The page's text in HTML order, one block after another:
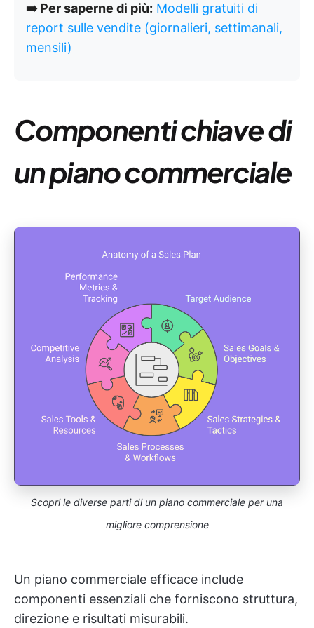
➡️ Per saperne di più: Modelli gratuiti di
report sulle vendite (giornalieri, settimanali,
mensili)
Componenti chiave di
un piano commerciale
Scopri le diverse parti di un piano commerciale per una
migliore comprensione
Un piano commerciale efficace include
componenti essenziali che forniscono struttura,
direzione e risultati misurabili.